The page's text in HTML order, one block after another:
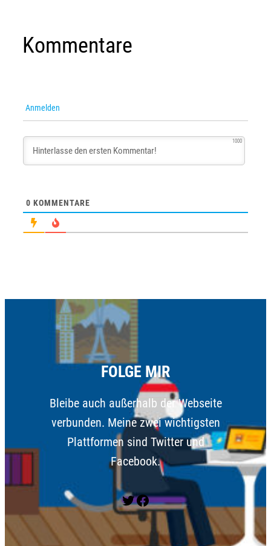
Kommentare
Anmelden
1000
0 KOMMENTARE
FOLGE MIR
Bleibe auch außerhalb der Webseite
verbunden. Meine zwei wichtigsten
Plattformen sind Twitter und
Facebook.
Twitter
Facebook